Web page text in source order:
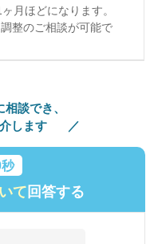
月ほどになります。
整のご相談が可能で
談でき、
します
て回答する